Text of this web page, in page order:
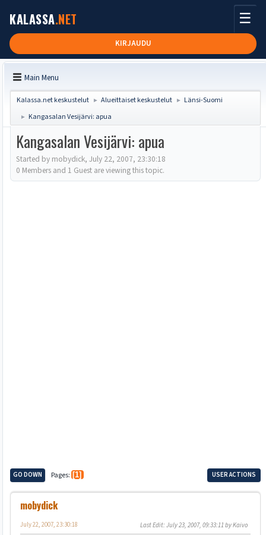
KALASSA.NET
KIRJAUDU
☰
Main Menu
Kalassa.net keskustelut ► Alueittaiset keskustelut ► Länsi-Suomi
► Kangasalan Vesijärvi: apua
Kangasalan Vesijärvi: apua
Started by mobydick, July 22, 2007, 23:30:18
0 Members and 1 Guest are viewing this topic.
GO DOWN Pages 1 USER ACTIONS
mobydick
July 22, 2007, 23:30:18 Last Edit: July 23, 2007, 09:33:11 by Kaivo